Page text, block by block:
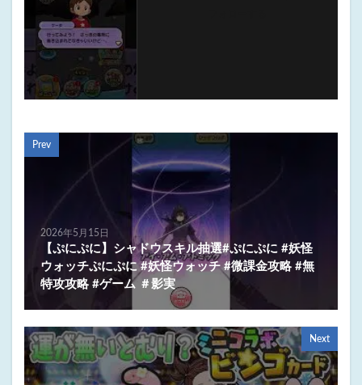
Prev
2026年5月15日
【ぷにぷに】シャドウスキル抽選#ぷにぷに #妖怪
ウォッチぷにぷに #妖怪ウォッチ #微課金攻略 #無
特攻攻略 #ゲーム ＃影実
Next